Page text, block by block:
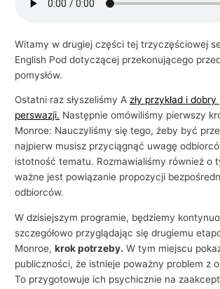
Witamy w drugiej części tej trzyczęściowej
English Pod dotyczącej przekonującego
pomysłów.
Ostatni raz słyszeliśmy Azły przykład i dobry
perswazji. Następnie omówiliśmy pierwszy
Monroe: Nauczyliśmy się tego, żeby być
najpierw musisz przyciągnąć uwagę
istotność tematu. Rozmawialiśmy również o
ważne jest powiązanie propozycji
odbiorców.
W dzisiejszym programie, będziemy
szczegółowo przyglądając się drugiemu
Monroe,krok potrzeby. W tym miejscu
publiczności, że istnieje poważny problem z
To przygotowuje ich psychicznie na
s
k
e
g
o
w
b
i
z
n
s